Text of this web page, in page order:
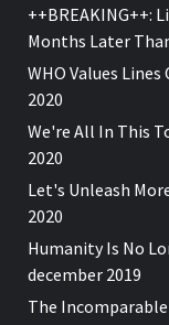
++BREAKING++:
Months Later
WHO Values Lines
2020
We're All In This
2020
Let's Unleash
2020
Humanity Is No
december 2019
The